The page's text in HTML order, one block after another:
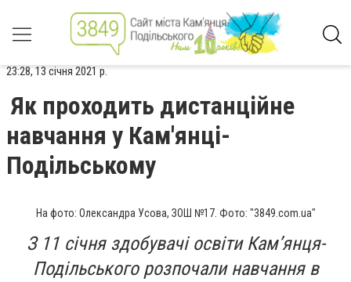
23:28, 13 січня 2021 р.
Як проходить дистанційне
навчання у Кам'янці-
Подільському
На фото: Олександра Усова, ЗОШ №17. Фото: "3849.com.ua"
З 11 січня здобувачі освіти Кам’янця-
Подільського розпочали навчання в